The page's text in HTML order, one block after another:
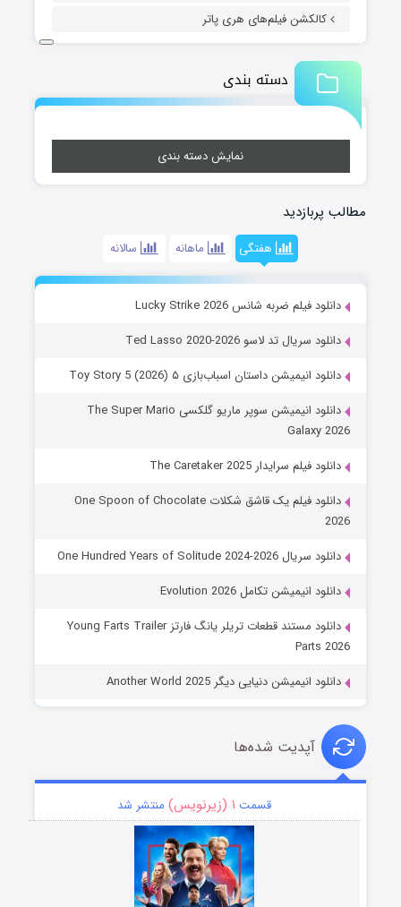
کالکشن فیلم‌های هری پاتر
دسته بندی
نمایش دسته بندی
مطالب پربازدید
هفتگی ماهانه سالانه
دانلود فیلم ضربه شانس Lucky Strike 2026
دانلود سریال تد لاسو Ted Lasso 2020-2026
دانلود انیمیشن داستان اسباب‌بازی ۵ Toy Story 5 (2026)
دانلود انیمیشن سوپر ماریو گلکسی The Super Mario
Galaxy 2026
دانلود فیلم سرایدار The Caretaker 2025
دانلود فیلم یک قاشق شکلات One Spoon of Chocolate
2026
دانلود سریال One Hundred Years of Solitude 2024-2026
دانلود انیمیشن تکامل Evolution 2026
دانلود مستند قطعات تریلر یانگ فارتز Young Farts Trailer
Parts 2026
دانلود انیمیشن دنیایی دیگر Another World 2025
آپدیت شده‌ها
قسمت ۱ (زیرنویس) منتشر شد